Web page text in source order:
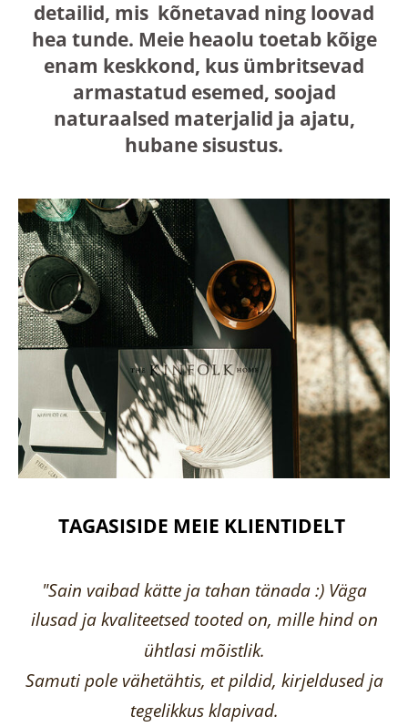
detailid, mis kõnetavad ning loovad
hea tunde. Meie heaolu toetab kõige
enam keskkond, kus ümbritsevad
armastatud esemed, soojad
naturaalsed materjalid ja ajatu,
hubane sisustus.
TAGASISIDE MEIE KLIENTIDELT
"Sain vaibad kätte ja tahan tänada :) Väga
ilusad ja kvaliteetsed tooted on, mille hind on
ühtlasi mõistlik.
Samuti pole vähetähtis, et pildid, kirjeldused ja
tegelikkus klapivad.